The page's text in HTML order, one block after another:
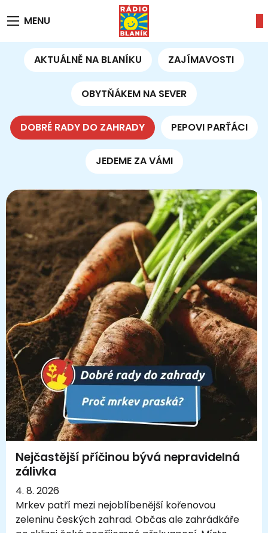
MENU
AKTUÁLNĚ NA BLANÍKU ZAJÍMAVOSTI
OBYTŇÁKEM NA SEVER
DOBRÉ RADY DO ZAHRADY PEPOVI PARŤÁCI
JEDEME ZA VÁMI
Nejčastější příčinou bývá nepravidelná
zálivka
4. 8. 2026
Mrkev patří mezi nejoblíbenější kořenovou
zeleninu českých zahrad. Občas ale zahrádkáře